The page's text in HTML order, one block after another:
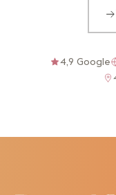
4,9 Google